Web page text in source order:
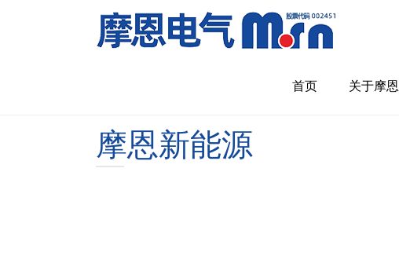
首页 关于摩恩
摩恩新能源